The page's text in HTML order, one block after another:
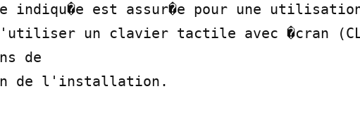
indiqu�e est assur�e pour une
d'utiliser un clavier tactile avec �cran
de
de l'installation.